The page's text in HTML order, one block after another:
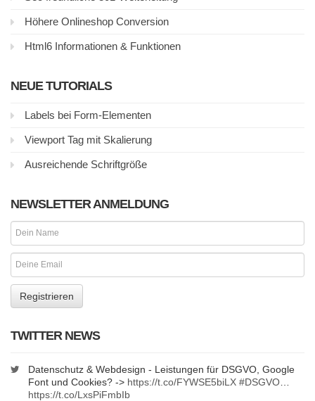
Höhere Onlineshop Conversion
Html6 Informationen & Funktionen
NEUE TUTORIALS
Labels bei Form-Elementen
Viewport Tag mit Skalierung
Ausreichende Schriftgröße
NEWSLETTER ANMELDUNG
TWITTER NEWS
Datenschutz & Webdesign - Leistungen für DSGVO, Google
Font und Cookies? -> https://t.co/FYWSE5biLX #DSGVO
https://t.co/LxsPiFmbIb